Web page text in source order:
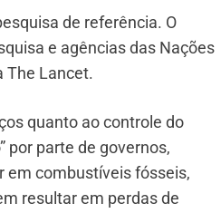
de referência. O
e agências das Nações
The Lancet.
quanto ao controle do
por parte de governos,
em combustíveis fósseis,
resultar em perdas de